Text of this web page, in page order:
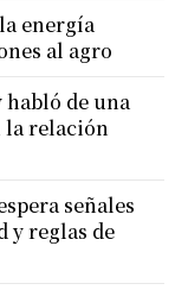
energía
al agro
de una
la relación
señales
y reglas de